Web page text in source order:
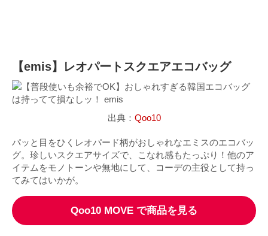
【emis】レオパートスクエアエコバッグ
出典： Qoo10
パッと目をひくレオパード柄がおしゃれなエミスのエコバッ
グ。珍しいスクエアサイズで、こなれ感もたっぷり！他のア
イテムをモノトーンや無地にして、コーデの主役として持っ
てみてはいかが。
Qoo10 MOVE で商品を見る